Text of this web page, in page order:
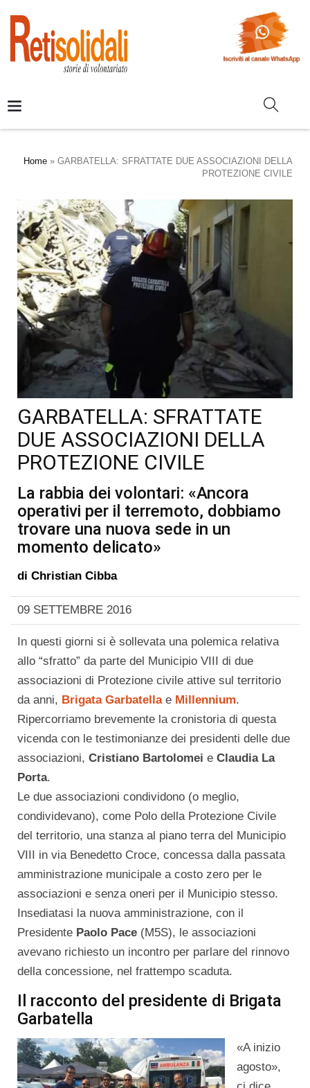
Home » GARBATELLA: SFRATTATE DUE ASSOCIAZIONI DELLA
PROTEZIONE CIVILE
GARBATELLA: SFRATTATE
DUE ASSOCIAZIONI DELLA
PROTEZIONE CIVILE
La rabbia dei volontari: «Ancora
operativi per il terremoto, dobbiamo
trovare una nuova sede in un
momento delicato»
di Christian Cibba
09 SETTEMBRE 2016
In questi giorni si è sollevata una polemica relativa
allo “sfratto” da parte del Municipio VIII di due
associazioni di Protezione civile attive sul territorio
da anni, Brigata Garbatellae Millennium.
Ripercorriamo brevemente la cronistoria di questa
vicenda con le testimonianze dei presidenti delle due
associazioni, Cristiano Bartolomei e Claudia La
Porta.
Le due associazioni condividono (o meglio,
condividevano), come Polo della Protezione Civile
del territorio, una stanza al piano terra del Municipio
VIII in via Benedetto Croce, concessa dalla passata
amministrazione municipale a costo zero per le
associazioni e senza oneri per il Municipio stesso.
Insediatasi la nuova amministrazione, con il
Presidente Paolo Pace (M5S), le associazioni
avevano richiesto un incontro per parlare del rinnovo
della concessione, nel frattempo scaduta.
Il racconto del presidente di Brigata
Garbatella
«A inizio
agosto»,